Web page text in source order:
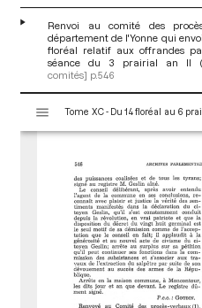
Renvoi au comité des
département de l'Yonne qui
floréal relatif aux offrandes
séance du 3 prairial an II
comités] p.546
s